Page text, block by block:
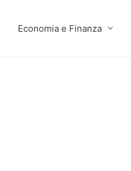
Economia e Finanza